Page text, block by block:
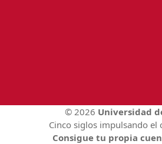
© 2026 Universidad
Cinco siglos impulsando el
Consigue tu propia